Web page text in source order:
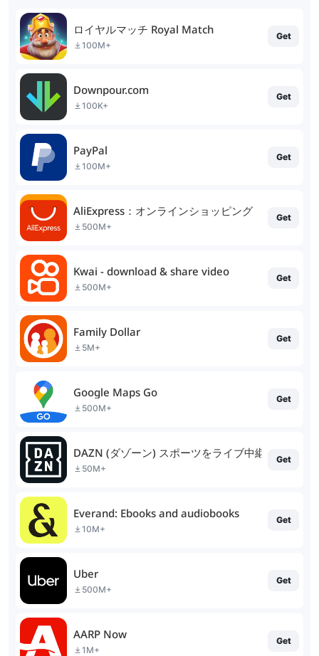
ロイヤルマッチ Royal Match
100M+
Get
Downpour.com
100K+
Get
PayPal
100M+
Get
AliExpress：オンラインショッピング
500M+
Get
Kwai - download & share video
500M+
Get
Family Dollar
5M+
Get
Google Maps Go
500M+
Get
DAZN (ダゾーン) スポーツをライブ中継
50M+
Get
Everand: Ebooks and audiobooks
10M+
Get
Uber
500M+
Get
AARP Now
1M+
Get